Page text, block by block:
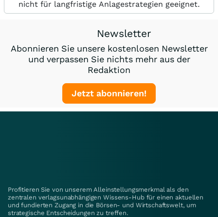
nicht für langfristige Anlagestrategien geeignet.
Newsletter
Abonnieren Sie unsere kostenlosen Newsletter
und verpassen Sie nichts mehr aus der
Redaktion
Jetzt abonnieren!
Profitieren Sie von unserem Alleinstellungsmerkmal als den
zentralen verlagsunabhängigen Wissens-Hub für einen aktuellen
und fundierten Zugang in die Börsen- und Wirtschaftswelt, um
strategische Entscheidungen zu treffen.